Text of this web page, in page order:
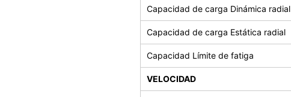
Capacidad de carga Dinámica radial
Capacidad de carga Estática radial
Capacidad Límite de fatiga
VELOCIDAD